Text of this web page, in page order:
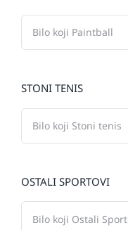
STONI TENIS
OSTALI SPORTOVI